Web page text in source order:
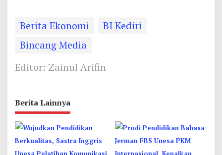
Berita Ekonomi
BI Kediri
Bincang Media
Editor: Zainul Arifin
Berita Lainnya